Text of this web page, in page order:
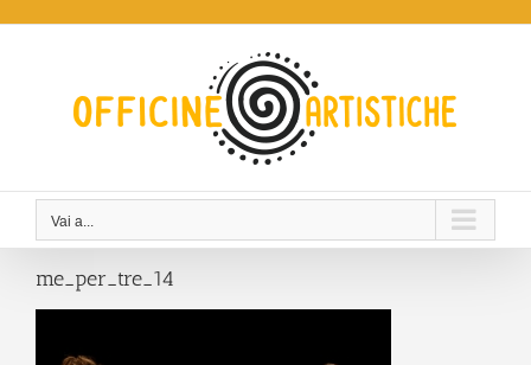
Vai a...
me_per_tre_14